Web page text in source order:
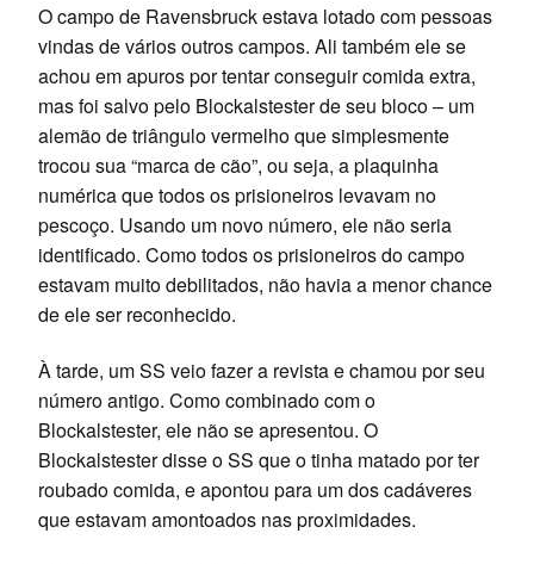
O campo de Ravensbruck estava lotado com pessoas
vindas de vários outros campos. Ali também ele se
achou em apuros por tentar conseguir comida extra,
mas foi salvo pelo Blockalstester de seu bloco – um
alemão de triângulo vermelho que simplesmente
trocou sua “marca de cão”, ou seja, a plaquinha
numérica que todos os prisioneiros levavam no
pescoço. Usando um novo número, ele não seria
identificado. Como todos os prisioneiros do campo
estavam muito debilitados, não havia a menor chance
de ele ser reconhecido.
À tarde, um SS veio fazer a revista e chamou por seu
número antigo. Como combinado com o
Blockalstester, ele não se apresentou. O
Blockalstester disse o SS que o tinha matado por ter
roubado comida, e apontou para um dos cadáveres
que estavam amontoados nas proximidades.